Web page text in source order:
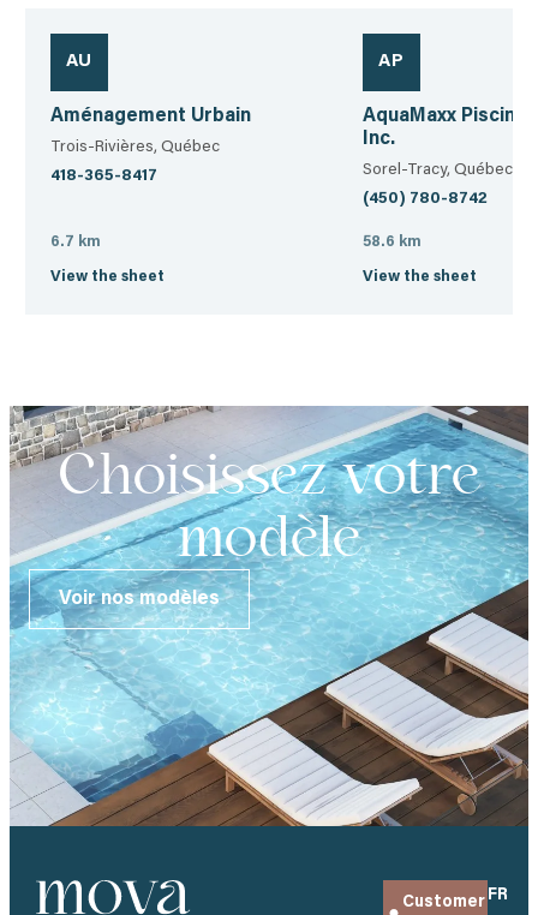
AU
Aménagement Urbain
Trois-Rivières, Québec
418-365-8417
6.7 km
View the sheet
AP
AquaMaxx
Inc.
Sorel-Tracy, Québec
(450) 780-8742
58.6 km
View the sheet
Choisissez votre
modèle
Voir nos modèles
Customer FR